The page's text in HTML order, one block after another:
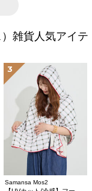
雑貨人気アイテ
3
Samansa Mos2